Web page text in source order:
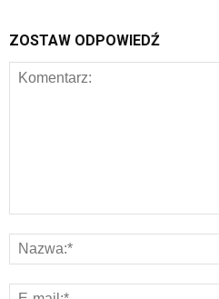
ZOSTAW ODPOWIEDŹ